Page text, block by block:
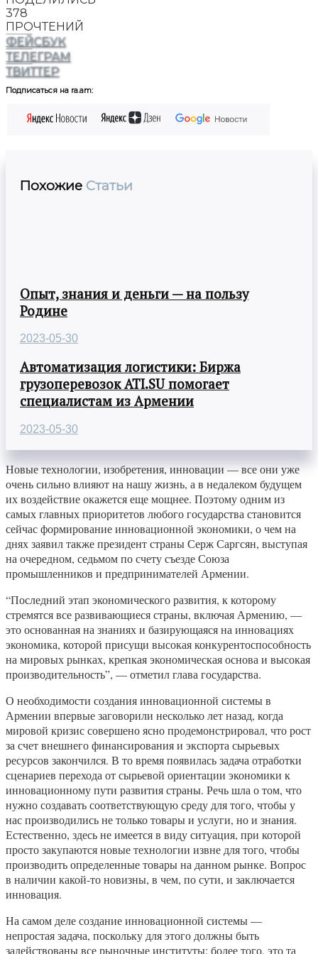
378
ПРОЧТЕНИЙ
ФЕЙСБУК
ТЕЛЕГРАМ
ТВИТТЕР
Подписаться на ra.am:
Похожие Статьи
Опыт, знания и деньги — на пользу
Родине
2023-05-30
Автоматизация логистики: Биржа
грузоперевозок ATI.SU помогает
специалистам из Армении
2023-05-30
Новые технологии, изобретения, инновации — все они уже
очень сильно влияют на нашу жизнь, а в недалеком будущем
их воздействие окажется еще мощнее. Поэтому одним из
самых главных приоритетов любого государства становится
сейчас формирование инновационной экономики, о чем на
днях заявил также президент страны Серж Саргсян, выступая
на очередном, седьмом по счету съезде Союза
промышленников и предпринимателей Армении.
“Последний этап экономического развития, к которому
стремятся все развивающиеся страны, включая Армению, —
это основанная на знаниях и базирующаяся на инновациях
экономика, которой присущи высокая конкурентоспособность
на мировых рынках, крепкая экономическая основа и высокая
производительность”, — отметил глава государства.
О необходимости создания инновационной системы в
Армении впервые заговорили несколько лет назад, когда
мировой кризис совершено ясно продемонстрировал, что рост
за счет внешнего финансирования и экспорта сырьевых
ресурсов закончился. В то время появилась задача отработки
сценариев перехода от сырьевой ориентации экономики к
инновационному пути развития страны. Речь шла о том, что
нужно создавать соответствующую среду для того, чтобы у
нас производились не только товары и услуги, но и знания.
Естественно, здесь не имеется в виду ситуация, при которой
просто закупаются новые технологии извне для того, чтобы
производить определенные товары на данном рынке. Вопрос
в наличии какой-то новизны, в чем, по сути, и заключается
инновация.
На самом деле создание инновационной системы —
непростая задача, поскольку для этого должны быть
задействованы все рыночные институты: более того, это та